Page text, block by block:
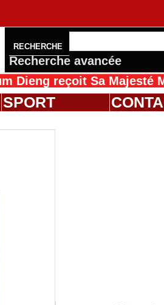
RECHERCHE
Recherche avancée
Majesté Mansah Cissé
SPORT